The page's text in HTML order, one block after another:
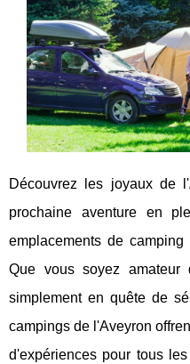
Découvrez les joyaux de
prochaine aventure en
emplacements de
Que vous soyez
simplement en quête de
campings de l'Aveyron
d'expériences pour tous